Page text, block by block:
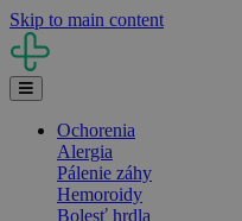
Skip to main content
Ochorenia
Alergia
Pálenie záhy
Hemoroidy
Bolesť hrdla